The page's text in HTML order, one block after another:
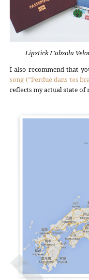
Lipstick L’absolu
I also recommend that
song (“Perdue dans tes
reflects my actual state